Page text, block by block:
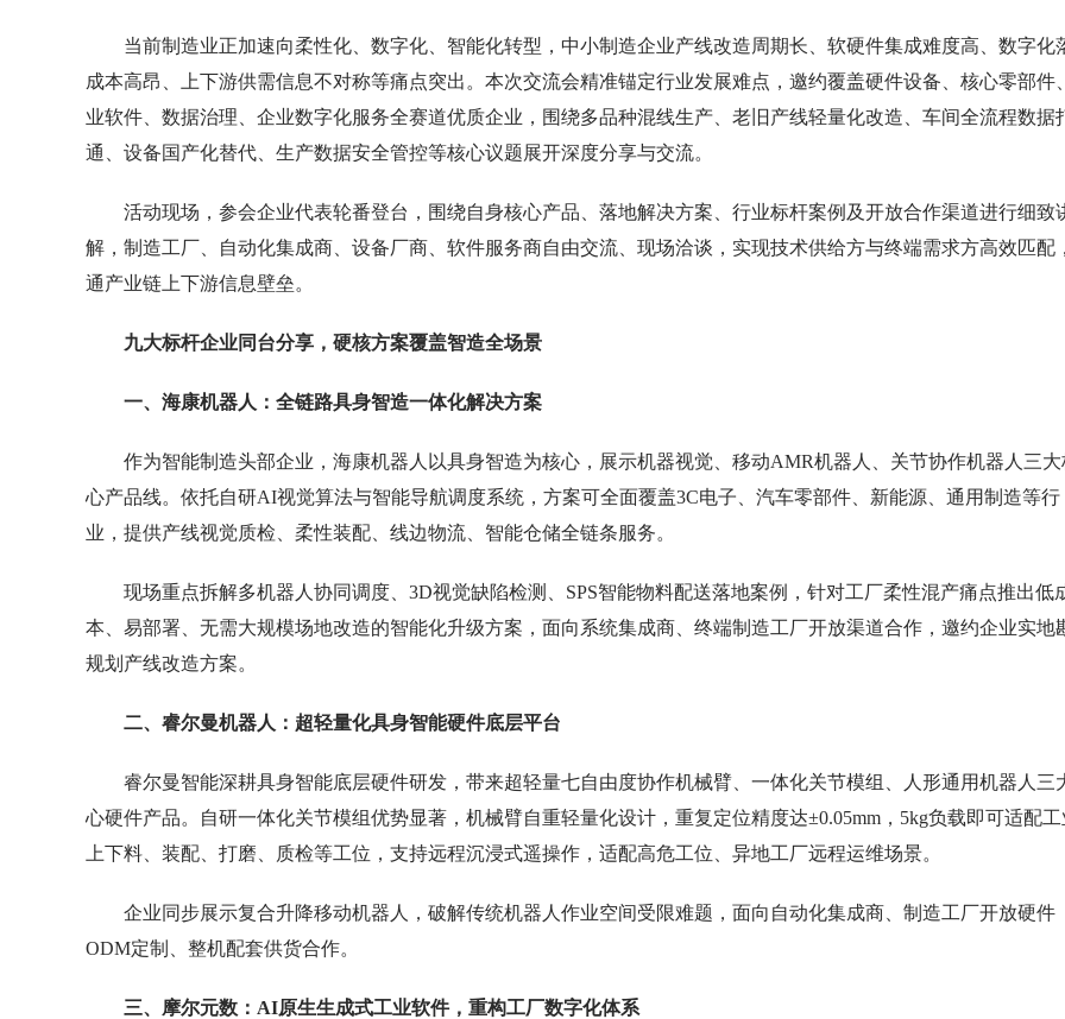
当前制造业正加速向柔性化、数字化、智能化转型，中小制造企业产线改造周期长、软硬件集成难度高、数字化
成本高昂、上下游供需信息不对称等痛点突出。本次交流会精准锚定行业发展难点，邀约覆盖硬件设备、核心零部件
业软件、数据治理、企业数字化服务全赛道优质企业，围绕多品种混线生产、老旧产线轻量化改造、车间全流程数据
通、设备国产化替代、生产数据安全管控等核心议题展开深度分享与交流。
活动现场，参会企业代表轮番登台，围绕自身核心产品、落地解决方案、行业标杆案例及开放合作渠道进行细致
解，制造工厂、自动化集成商、设备厂商、软件服务商自由交流、现场洽谈，实现技术供给方与终端需求方高效匹配
通产业链上下游信息壁垒。
九大标杆企业同台分享， 硬核方案覆盖智造全场景
一、海康机器人：全链路具身智造一体化解决方案
作为智能制造头部企业，海康机器人以具身智造为核心，展示机器视觉、移动AMR机器人、关节协作机器人三大
心产品线。依托自研AI视觉算法与智能导航调度系统，方案可全面覆盖3C电子、汽车零部件、新能源、通用制造等行
业，提供产线视觉质检、柔性装配、线边物流、智能仓储全链条服务。
现场重点拆解多机器人协同调度、3D视觉缺陷检测、SPS智能物料配送落地案例，针对工厂柔性混产痛点推出低
本、易部署、无需大规模场地改造的智能化升级方案，面向系统集成商、终端制造工厂开放渠道合作，邀约企业实地
规划产线改造方案。
二、睿尔曼机器人：超轻量化具身智能硬件底层平台
睿尔曼智能深耕具身智能底层硬件研发，带来超轻量七自由度协作机械臂、一体化关节模组、人形通用机器人三
心硬件产品。自研一体化关节模组优势显著，机械臂自重轻量化设计，重复定位精度达±0.05mm，5kg负载即可适配工
上下料、装配、打磨、质检等工位，支持远程沉浸式遥操作，适配高危工位、异地工厂远程运维场景。
企业同步展示复合升降移动机器人，破解传统机器人作业空间受限难题，面向自动化集成商、制造工厂开放硬件
ODM定制、整机配套供货合作。
三、摩尔元数： AI原生生成式工业软件，重构工厂数字化体系